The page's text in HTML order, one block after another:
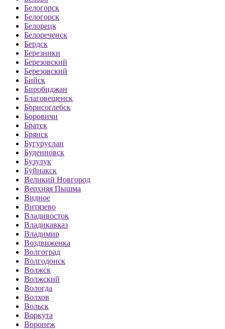
Белогорск
Белогорск
Белорецк
Белореченск
Бердск
Березники
Березовский
Березовский
Бийск
Биробиджан
Благовещенск
Борисоглебск
Боровичи
Братск
Брянск
Бугуруслан
Буденновск
Бузулук
Буйнакск
Великий Новгород
Верхняя Пышма
Видное
Витязево
Владивосток
Владикавказ
Владимир
Воздвиженка
Волгоград
Волгодонск
Волжск
Волжский
Вологда
Волхов
Вольск
Воркута
Воронеж